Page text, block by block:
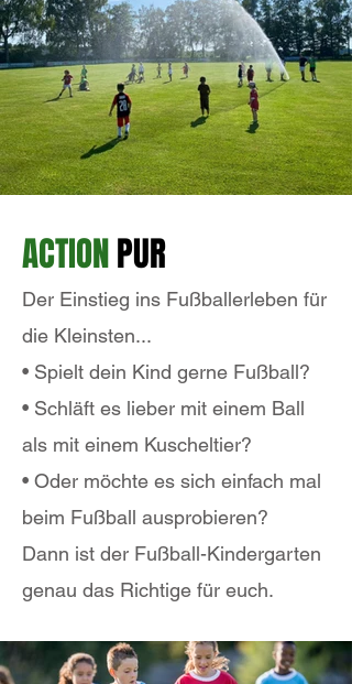
ACTIONPUR
Der Einstieg ins Fußballerleben für
die Kleinsten...
• Spielt dein Kind gerne Fußball?
• Schläft es lieber mit einem Ball
als mit einem Kuscheltier?
• Oder möchte es sich einfach mal
beim Fußball ausprobieren?
Dann ist der Fußball-Kindergarten
genau das Richtige für euch.